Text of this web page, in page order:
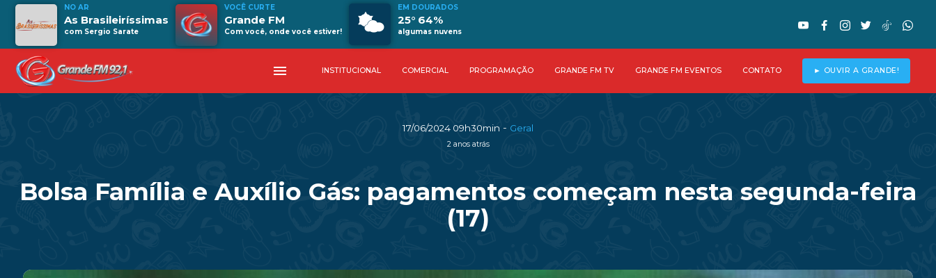
NO AR
As Brasileiríssimas
com Sergio Sarate
VOCÊ CURTE
Grande FM
Com você, onde você estiver!
EM DOURADOS
25° 64%
algumas nuvens
menu INSTITUCIONAL COMERCIAL PROGRAMAÇÃO GRANDE FM TV GRANDE FM EVENTOS CONTATO ► OUVIR A GRANDE!
17/06/2024 09h30min - Geral
2 anos atrás
Bolsa Família e Auxílio Gás: pagamentos começam nesta segunda-feira
(17)